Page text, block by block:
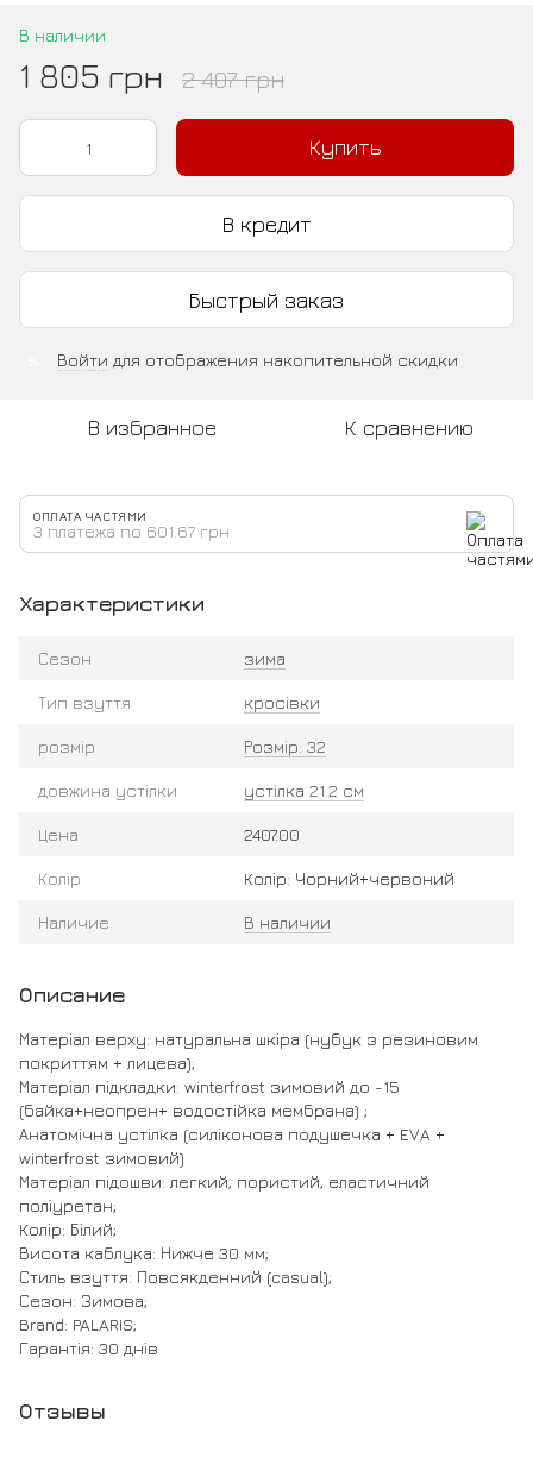
В наличии
1 805 грн 2 407 грн
Купить
В кредит
Быстрый заказ
Войти для отображения накопительной скидки
В избранное К сравнению
ОПЛАТА ЧАСТЯМИ
3 платежа по 601.67 грн
Характеристики
Сезон зима
Тип взуття кросівки
розмір Розмір: 32
довжина устілки устілка 21.2 см
Цена 2407.00
Колір Колір: Чорний+червоний
Наличие В наличии
Описание
Матеріал верху: натуральна шкіра (нубук з резиновим
покриттям + лицева);
Матеріал підкладки: winterfrost зимовий до -15
(байка+неопрен+ водостійка мембрана) ;
Анатомічна устілка (силіконова подушечка + EVA +
winterfrost зимовий)
Матеріал підошви: легкий, пористий, еластичний
поліуретан;
Колір: Білий;
Висота каблука: Нижче 30 мм;
Стиль взуття: Повсякденний (casual);
Сезон: Зимова;
Brand: PALARIS;
Гарантія: 30 днів
Отзывы